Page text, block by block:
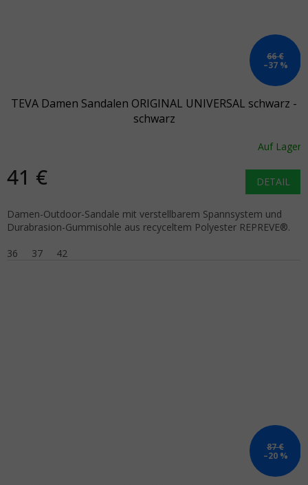
66 €
–37 %
TEVA Damen Sandalen ORIGINAL UNIVERSAL schwarz -
schwarz
Auf Lager
41 € DETAIL
Damen-Outdoor-Sandale mit verstellbarem Spannsystem und
Durabrasion-Gummisohle aus recyceltem Polyester REPREVE®.
36
37 42
87 €
–20 %